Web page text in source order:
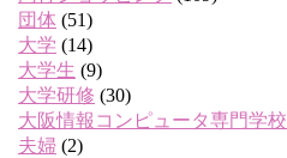
団体 (51)
大学 (14)
大学生 (9)
大学研修 (30)
大阪情報コンピュータ専門学校
夫婦 (2)